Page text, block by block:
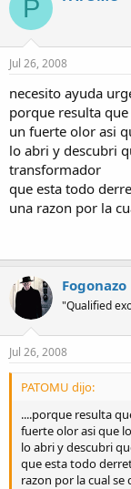
P
Jul 26, 2008
necesito ayuda
porque resulta
un fuerte olor asi
lo abri y descubri
transformador
que esta todo
una razon por la
Fogonazo
"Qualified
Jul 26, 2008
PATOMU dijo:
....porque resulta
fuerte olor asi que
lo abri y descubri
que esta todo
razon por la cual se